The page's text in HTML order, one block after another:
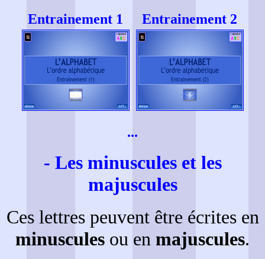
Entrainement 1 Entrainement 2
...
- Les minuscules et les
majuscules
Ces lettres peuvent être écrites en
minuscules ou en majuscules.